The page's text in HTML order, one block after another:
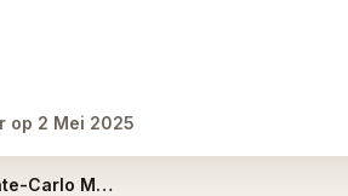
op 2 Mei 2025
Amazónico Monte-Carlo Monaco Reviews